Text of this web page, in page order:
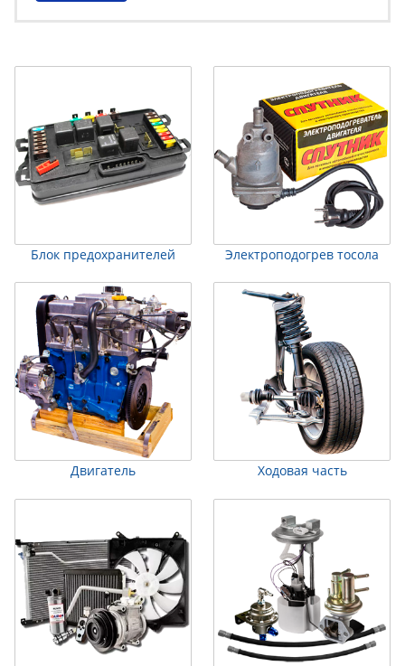
Блок предохранителей Электроподогрев тосола
Двигатель Ходовая часть